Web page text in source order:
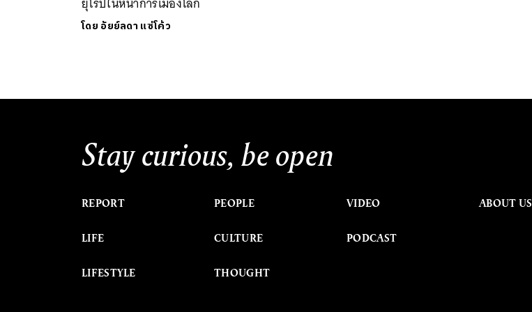
โดย อัยย์ลดา แซ่โค้ว
Stay curious, be open
REPORT
LIFE
LIFESTYLE
PEOPLE
CULTURE
THOUGHT
VIDEO
PODCAST
ABOUT US